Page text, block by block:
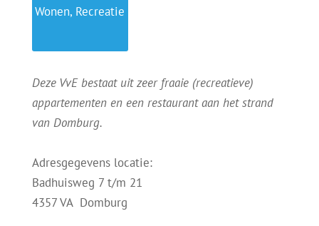
Wonen, Recreatie
Deze VvE bestaat uit zeer fraaie (recreatieve)
appartementen en een restaurant aan het strand
van Domburg.
Adresgegevens locatie:
Badhuisweg 7 t/m 21
4357 VA Domburg